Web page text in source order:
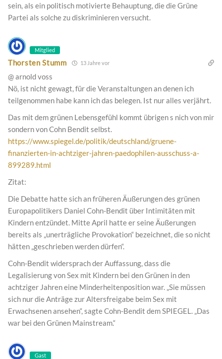
sein, als ein politisch motivierte Behauptung, die die Grüne
Partei als solche zu diskriminieren versucht.
Mitglied
Thorsten Stumm 13 Jahre vor
@ arnold voss
Nö, ist nicht gewagt, für die Veranstaltungen an denen ich
teilgenommen habe kann ich das belegen. Ist nur alles verjährt.
Das mit dem grünen Lebensgefühl kommt übrigen s nich von mir
sondern von Cohn Bendit selbst.
https://www.spiegel.de/politik/deutschland/gruene-
finanzierten-in-achtziger-jahren-paedophilen-ausschuss-a-
899289.html
Zitat:
Die Debatte hatte sich an früheren Äußerungen des grünen
Europapolitikers Daniel Cohn-Bendit über Intimitäten mit
Kindern entzündet. Mitte April hatte er seine Äußerungen
bereits als „unerträgliche Provokation“ bezeichnet, die so nicht
hätten „geschrieben werden dürfen“.
Cohn-Bendit widersprach der Auffassung, dass die
Legalisierung von Sex mit Kindern bei den Grünen in den
achtziger Jahren eine Minderheitenposition war. „Sie müssen
sich nur die Anträge zur Altersfreigabe beim Sex mit
Erwachsenen ansehen“, sagte Cohn-Bendit dem SPIEGEL. „Das
war bei den Grünen Mainstream.“
Gast